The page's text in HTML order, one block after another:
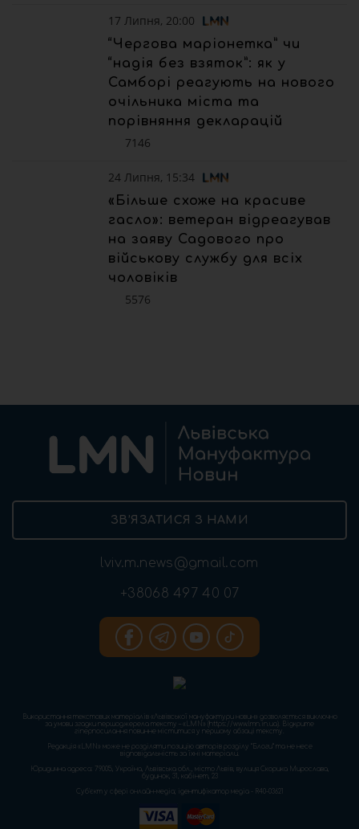
17 Липня, 20:00
“Чергова маріонетка” чи
“надія без взяток”: як у
Самборі реагують на нового
очільника міста та
порівняння декларацій
7146
24 Липня, 15:34
«Більше схоже на красиве
гасло»: ветеран відреагував
на заяву Садового про
військову службу для всіх
чоловіків
5576
ЗВ’ЯЗАТИСЯ З НАМИ
lviv.m.news@gmail.com
+38068 497 40 07
Використання текстових матеріалів «Львівської мануфактури новин» дозволяється виключно
за умови згадки першоджерела тексту – «LMN» (https://www.lmn.in.ua). Відкрите
гіперпосилання повинне міститися у першому абзаці тексту.
Редакція «LMN» може не розділяти позицію авторів розділу “Блоги” та не несе
відповідальність за їхні матеріали.
Юридична адреса: 79005, Україна, Львівська обл., місто Львів, вулиця Скорика Мирослава,
будинок, 31, кабінет, 23
Cуб'єкт у сфері онлайн-медіа; ідентифікатор медіа - R40-03621